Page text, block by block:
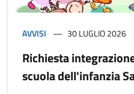
AVVISI 30 LUGLIO 2026
Richiesta
scuola dell'infanzia